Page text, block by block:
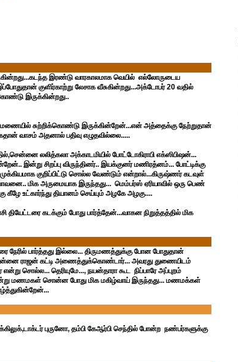
இரண்டு வாரகாலமாக வெயில் எல்லோருடைய
குளிர்காற்று லேசாக வீசுகின்றது...அக்டோபர் 20 வதில்
இருக்கின்றது..
சுற்றிக்கொண்டு இருக்கின்றேன்...என் அத்தைக்கு நேற்றுதான்
வாசம் அதனால் பதிவு எழுதவில்லை.....
லலித்கலா அக்காடமியில் போட்டோகிராபி எக்ஸிபிஷன்...
இன்று சிறப்பு விருந்தினர்.. இயக்குனர் மணிரத்னம்... போட்டிக்கு
குறிப்பிட்டு சொல்ல வேண்டும் என்றால்...கிருஷ்ணர் கடவுள்
மிக அருமையாக இருந்தது... மெம்பர்ஸ் ஏரியாவில் ஒரு பெண்
கீழே உட்கார்ந்து தியானம் செய்யும் அழகே அழகு....
தியேட்டரை கடக்கும் போது பார்த்தேன்...வாகன நிறுத்தத்தில் மிக
நேரில் பார்த்தது இல்லை... திருமணத்துக்கு போன போதுதான்
என்னை ராஜன் கட்டி அணைத்துக்கொண்டார்... அவரது துணையிடம்
சொல்ல... தெரியுமே..., நயன்தாரா கூட நிப்பாரே அப்புறம்
மணமகள் சொன்ன போது மிக மகிழ்வாய் இருந்தது... மணமக்கள்
புருனோ, தம்பி கேஆர்பி செந்தில் போன்ற நண்பர்களுக்கு